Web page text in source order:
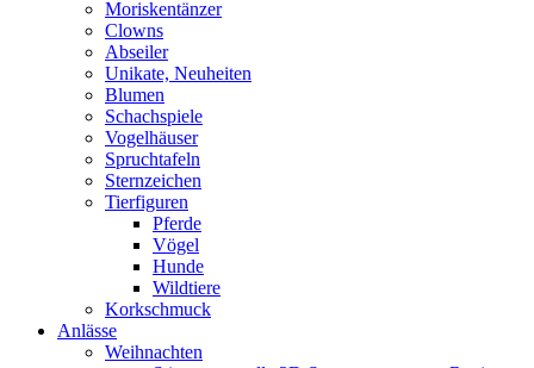
Moriskentänzer
Clowns
Abseiler
Unikate, Neuheiten
Blumen
Schachspiele
Vogelhäuser
Spruchtafeln
Sternzeichen
Tierfiguren
Pferde
Vögel
Hunde
Wildtiere
Korkschmuck
Anlässe
Weihnachten